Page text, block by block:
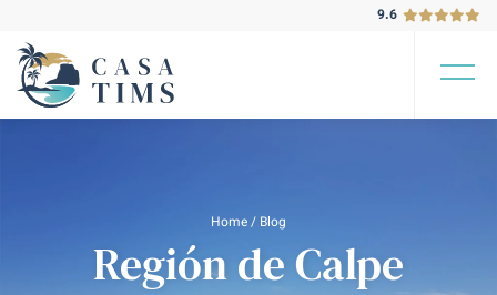
9.6
Home/ Blog
Región de Calpe